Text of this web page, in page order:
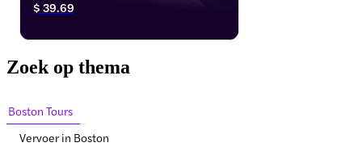
Boston en ontdek het fascinerende
pinguïns. Het ligt aan de historische
waterkant en is een geweldige plek voor
gezinnen, stellen en iedereen die de stad
ervaring met gemakkelijke toegang en
handige ticketopties.
$ 39.69
Zoek op thema
Boston Tours
Vervoer in Boston